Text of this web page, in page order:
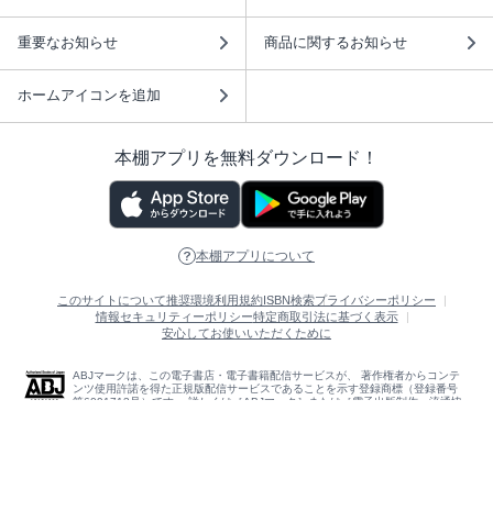
重要なお知らせ 商品に関するお知らせ
ホームアイコンを追加
本棚アプリを無料ダウンロード！
本棚アプリについて
このサイトについて推奨環境利用規約 ISBN検索プライバシーポリシー
情報セキュリティーポリシー特定商取引法に基づく表示
安心してお使いいただくために
ABJマークは、この電子書店・電子書籍配信サービスが、 著作権者からコンテ
ンツ使用許諾を得た正規版配信サービスであることを示す登録商標（登録番号
第6091713号）です。 詳しくは［ABJマーク］または［電子出版制作・流通協